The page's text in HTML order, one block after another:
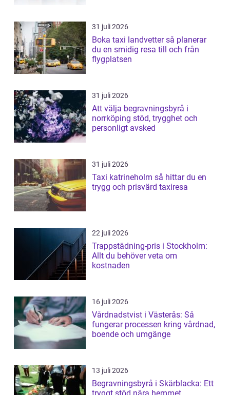
31 juli 2026
Boka taxi landvetter så planerar
du en smidig resa till och från
flygplatsen
31 juli 2026
Att välja begravningsbyrå i
norrköping stöd, trygghet och
personligt avsked
31 juli 2026
Taxi katrineholm så hittar du en
trygg och prisvärd taxiresa
22 juli 2026
Trappstädning-pris i Stockholm:
Allt du behöver veta om
kostnaden
16 juli 2026
Vårdnadstvist i Västerås: Så
fungerar processen kring vårdnad,
boende och umgänge
13 juli 2026
Begravningsbyrå i Skärblacka: Ett